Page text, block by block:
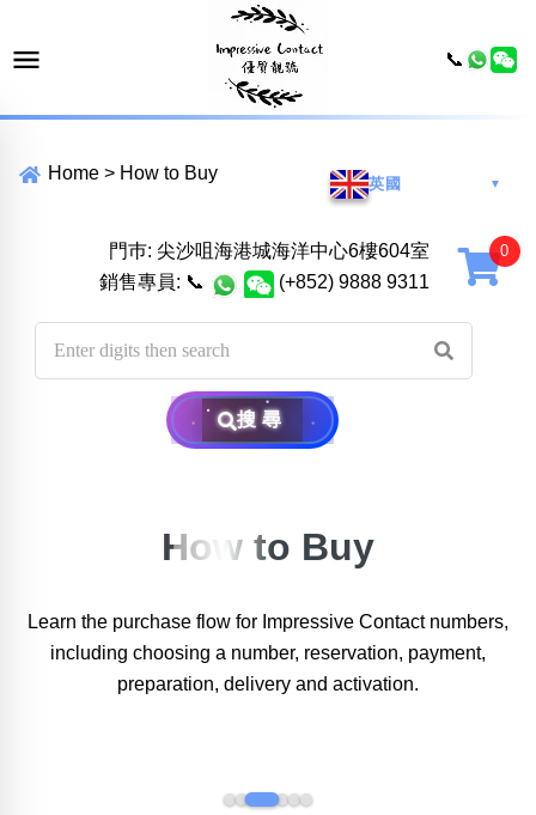
Home > How to Buy
英國 ▼
門巿: 尖沙咀海港城海洋中心6樓604室
銷售專員: 📞 (+852) 9888 9311
搜尋
位置:
一 二 三 四 五 六 七 八 九 十 十一
How to Buy
Learn the purchase flow for Impressive Contact numbers,
including choosing a number, reservation, payment,
preparation, delivery and activation.
📞